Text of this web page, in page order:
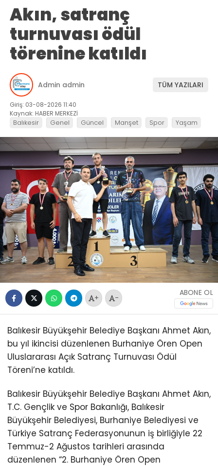
Akın, satranç
turnuvası ödül
törenine katıldı
Admin admin TÜM YAZILARI
Giriş: 03-08-2026 11:40
Kaynak: HABER MERKEZİ
Balıkesir Genel Güncel Manşet Spor Yaşam
+ -
ABONE OL
Balıkesir Büyükşehir Belediye Başkanı Ahmet Akın,
bu yıl ikincisi düzenlenen Burhaniye Ören Open
Uluslararası Açık Satranç Turnuvası Ödül
Töreni’ne katıldı.
Balıkesir Büyükşehir Belediye Başkanı Ahmet Akın,
T.C. Gençlik ve Spor Bakanlığı, Balıkesir
Büyükşehir Belediyesi, Burhaniye Belediyesi ve
Türkiye Satranç Federasyonunun iş birliğiyle 22
Temmuz-2 Ağustos tarihleri arasında
düzenlenen “2. Burhaniye Ören Open